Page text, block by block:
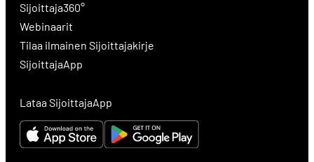
Sijoittaja360°
Webinaarit
Tilaa ilmainen Sijoittajakirje
SijoittajaApp
Lataa SijoittajaApp